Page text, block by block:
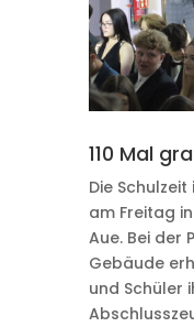
110 Mal
Die
am Freitag
Aue. Bei der
Gebäude
und Schüler